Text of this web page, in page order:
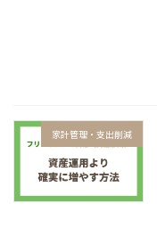
家計管理・支出削減